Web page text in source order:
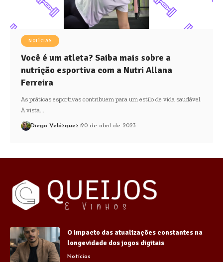
NOTÍCIAS
Você é um atleta? Saiba mais sobre a
nutrição esportiva com a Nutri Allana
Ferreira
As práticas esportivas contribuem para um estilo de vida saudável.
À vista…
Diego Velázquez 20 de abril de 2023
O impacto das atualizações constantes na
longevidade dos jogos digitais
Notícias